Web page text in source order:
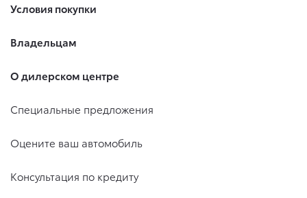
Условия покупки
Владельцам
О дилерском центре
Специальные предложения
Оцените ваш автомобиль
Консультация по кредиту